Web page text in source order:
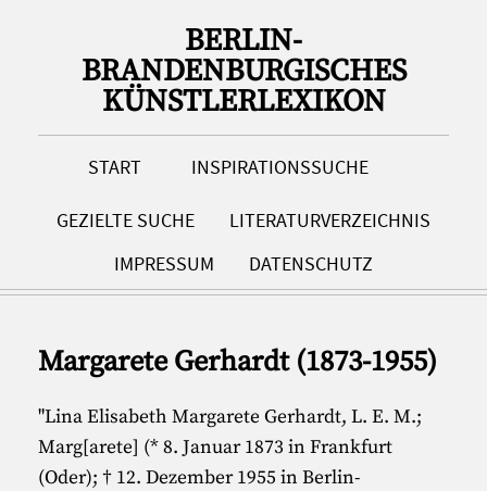
BERLIN-
BRANDENBURGISCHES
KÜNSTLERLEXIKON
START INSPIRATIONSSUCHE
GEZIELTE SUCHE
LITERATURVERZEICHNIS
IMPRESSUM
DATENSCHUTZ
Margarete Gerhardt (1873-1955)
"Lina Elisabeth Margarete Gerhardt, L. E. M.;
Marg[arete] (* 8. Januar 1873 in Frankfurt
(Oder); † 12. Dezember 1955 in Berlin-